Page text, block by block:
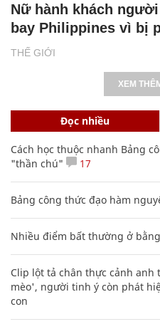
THẾ GIỚI
Nữ hành khách
bay Philippines vì bị
XEM
Đọc nhiều
Cách học thuộc nhanh Bảng
"thần chú"
17
Bảng công thức đạo hàm
Nhiều điểm bất thường ở
Clip lột tả chân thực cảnh
mèo', người tinh ý còn phát
con